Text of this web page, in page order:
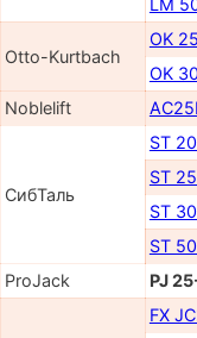
LM
Otto-Kurtbach
OK
OK
Noblelift
СибТаль
ST
ST
ST
ST
ProJack
PJ
FX